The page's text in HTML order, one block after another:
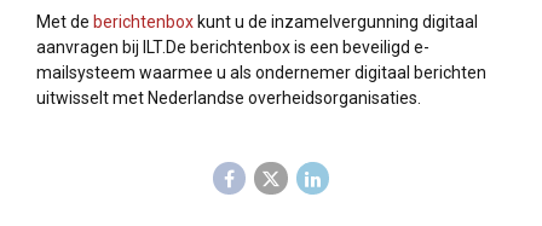
Met de berichtenbox kunt u de inzamelvergunning digitaal
aanvragen bij ILT.De berichtenbox is een beveiligd e-
mailsysteem waarmee u als ondernemer digitaal berichten
uitwisselt met Nederlandse overheidsorganisaties.